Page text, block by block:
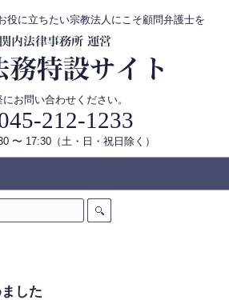
役に立ちたい宗教法人にこそ顧問弁護士を
にお問い合わせください。
212-1233
〜 17:30（土・日・祝日除く）
した